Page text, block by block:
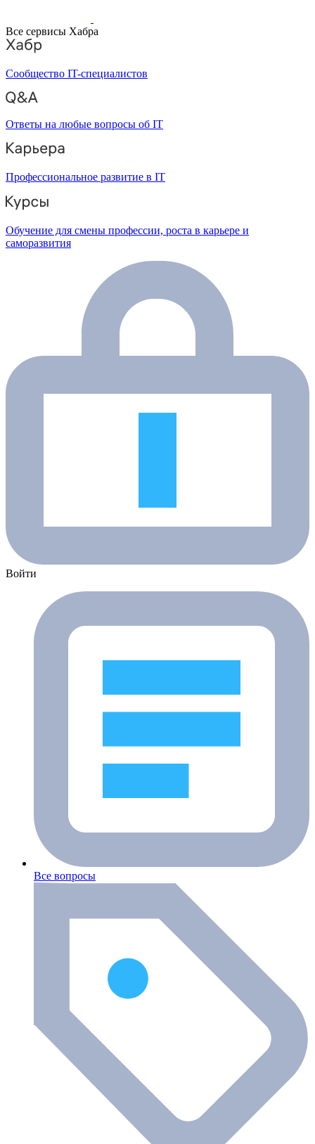
Все сервисы Хабра
Сообщество IT-специалистов
Ответы на любые вопросы об IT
Профессиональное развитие в IT
Обучение для смены профессии, роста в карьере и
саморазвития
Войти
Все вопросы